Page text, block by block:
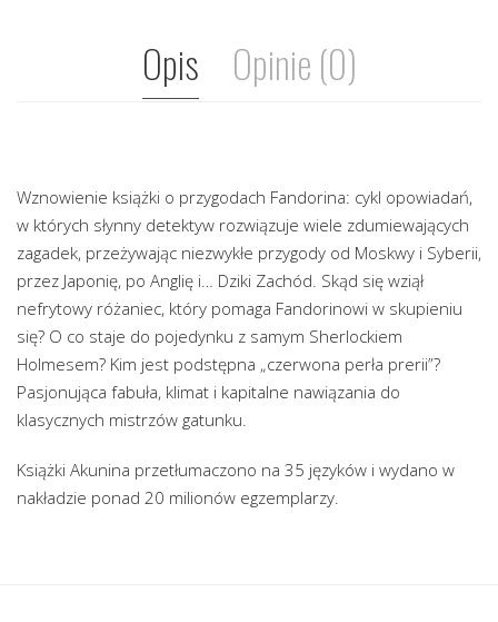
Opis Opinie (0)
Wznowienie książki o przygodach Fandorina: cykl opowiadań,
w których słynny detektyw rozwiązuje wiele zdumiewających
zagadek, przeżywając niezwykłe przygody od Moskwy i Syberii,
przez Japonię, po Anglię i… Dziki Zachód. Skąd się wziął
nefrytowy różaniec, który pomaga Fandorinowi w skupieniu
się? O co staje do pojedynku z samym Sherlockiem
Holmesem? Kim jest podstępna „czerwona perła prerii”?
Pasjonująca fabuła, klimat i kapitalne nawiązania do
klasycznych mistrzów gatunku.
Książki Akunina przetłumaczono na 35 języków i wydano w
nakładzie ponad 20 milionów egzemplarzy.